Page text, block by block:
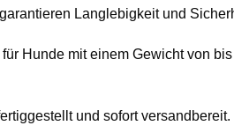
Langlebigkeit und
Hunde mit einem Gewicht von
und sofort